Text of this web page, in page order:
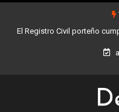
sus servicios Buenos Aires